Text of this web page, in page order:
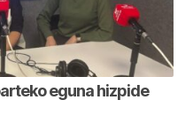
eguna hizpide